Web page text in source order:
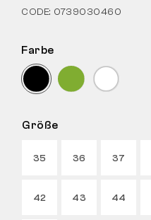
LADEN MIT BISTRO
KONTAKT
RÜCKGABE
CODE: 0739030460
Farbe
Größe
35 36 37
42 43 44